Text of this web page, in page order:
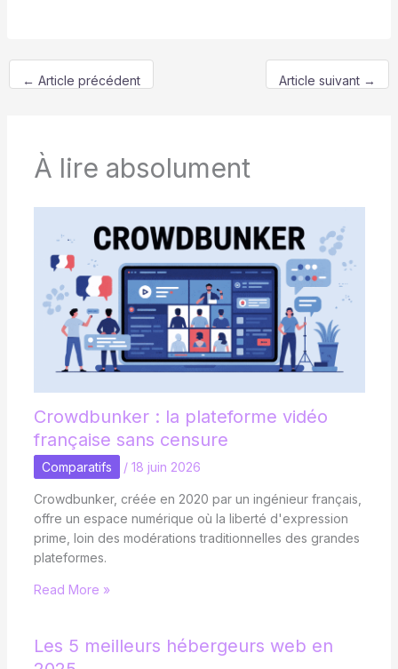
← Article précédent Article suivant →
À lire absolument
Crowdbunker : la plateforme vidéo
française sans censure
Comparatifs / 18 juin 2026
Crowdbunker, créée en 2020 par un ingénieur français,
offre un espace numérique où la liberté d'expression
prime, loin des modérations traditionnelles des grandes
plateformes.
Read More »
Les 5 meilleurs hébergeurs web en